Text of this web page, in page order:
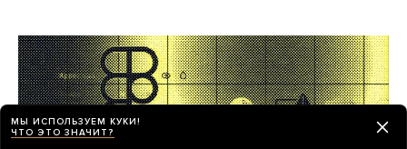
МЫ ИСПОЛЬЗУЕМ КУКИ!
ЧТО ЭТО ЗНАЧИТ?